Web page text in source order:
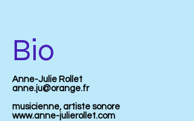
Bio
Anne-Julie Rollet
anne.ju@orange.fr
musicienne, artiste sonore
www.anne-julierollet.com